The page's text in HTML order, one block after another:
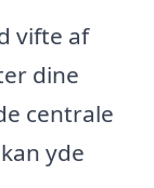
vifte af
dine
centrale
yde